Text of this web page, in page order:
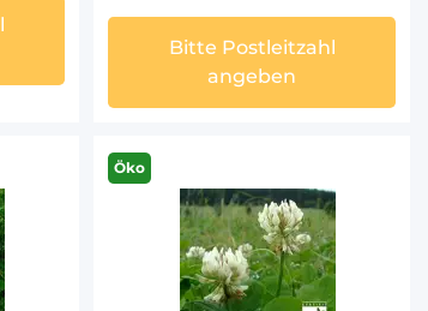
Bitte Postleitzahl
angeben
Öko